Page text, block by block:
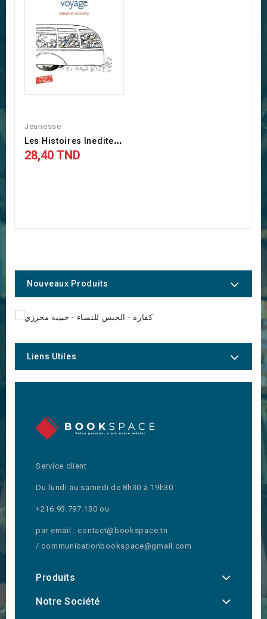
Jeunesse
L
Es Histoires Inedites Du...
28,40 TND
Nouveaux Produits
Liens Utiles
Service client
Du lundi au samedi de 8h30 à 19h30
+216.93.797.130 ou
par email : contact@bookspace.tn
/ communicationbookspace@gmail.com
Produits
Notre Société